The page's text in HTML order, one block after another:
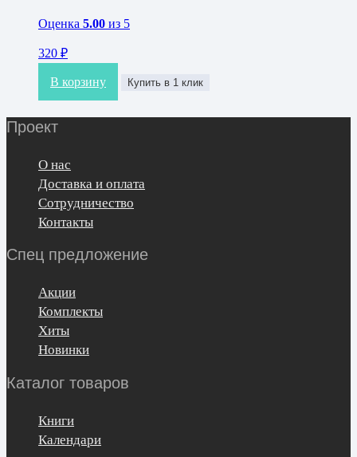
Оценка 5.00 из 5
320 ₽
В корзину Купить в 1 клик
Проект
О нас
Доставка и оплата
Сотрудничество
Контакты
Спец предложение
Акции
Комплекты
Хиты
Новинки
Каталог товаров
Книги
Календари